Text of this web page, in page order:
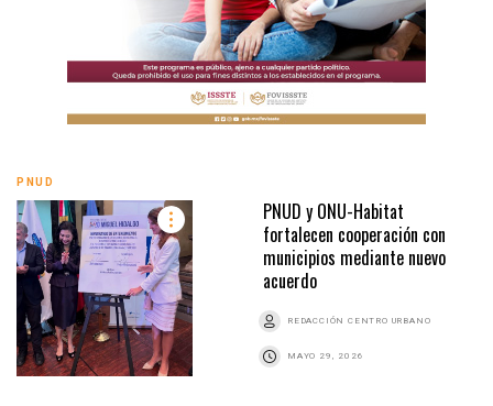
PNUD
PNUD y ONU-Habitat
fortalecen cooperación con
municipios mediante nuevo
acuerdo
REDACCIÓN CENTRO URBANO
MAYO 29, 2026